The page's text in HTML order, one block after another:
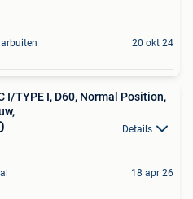
20 okt 24
I/TYPE I, D60, Normal Position,
Details
18 apr 26